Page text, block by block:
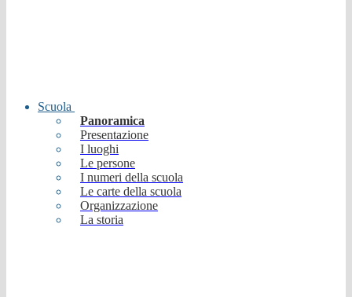
Scuola
Panoramica
Presentazione
I luoghi
Le persone
I numeri della scuola
Le carte della scuola
Organizzazione
La storia